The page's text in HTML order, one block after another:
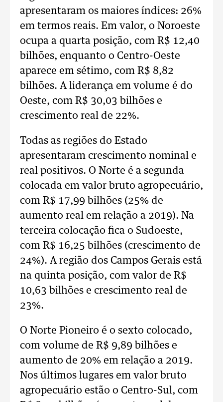
apresentaram os maiores índices: 26%
em termos reais. Em valor, o Noroeste
ocupa a quarta posição, com R$ 12,40
bilhões, enquanto o Centro-Oeste
aparece em sétimo, com R$ 8,82
bilhões. A liderança em volume é do
Oeste, com R$ 30,03 bilhões e
crescimento real de 22%.
Todas as regiões do Estado
apresentaram crescimento nominal e
real positivos. O Norte é a segunda
colocada em valor bruto agropecuário,
com R$ 17,99 bilhões (25% de
aumento real em relação a 2019). Na
terceira colocação fica o Sudoeste,
com R$ 16,25 bilhões (crescimento de
24%). A região dos Campos Gerais está
na quinta posição, com valor de R$
10,63 bilhões e crescimento real de
23%.
O Norte Pioneiro é o sexto colocado,
com volume de R$ 9,89 bilhões e
aumento de 20% em relação a 2019.
Nos últimos lugares em valor bruto
agropecuário estão o Centro-Sul, com